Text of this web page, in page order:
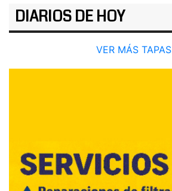
DIARIOS DE HOY
VER MÁS TAPAS